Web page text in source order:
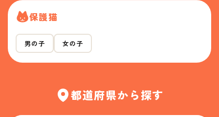
保護猫
男の子 女の子
都道府県から探す